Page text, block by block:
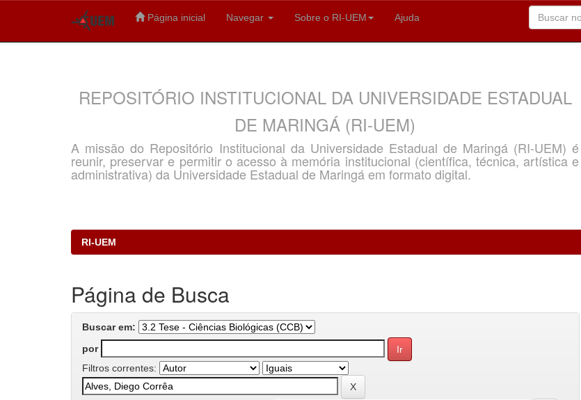
Página inicial Navegar Sobre o RI-UEM Ajuda
REPOSITÓRIO INSTITUCIONAL DA UNIVERSIDADE ESTADUAL
DE MARINGÁ (RI-UEM)
A missão do Repositório Institucional da Universidade Estadual de Maringá (RI-UEM) é
reunir, preservar e permitir o acesso à memória institucional (científica, técnica, artística e
administrativa) da Universidade Estadual de Maringá em formato digital.
RI-UEM
Página de Busca
Buscar em:
por
Filtros correntes: